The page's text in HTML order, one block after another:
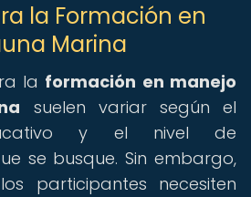
la Formación en
Marina
la formación en manejo
suelen variar según el
y el nivel de
se busque. Sin embargo,
participantes necesiten